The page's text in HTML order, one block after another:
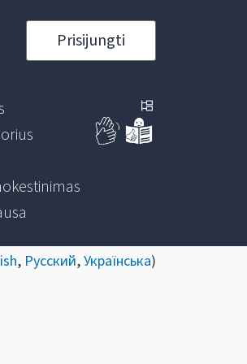
Prisijungti
, Русский,Українська)